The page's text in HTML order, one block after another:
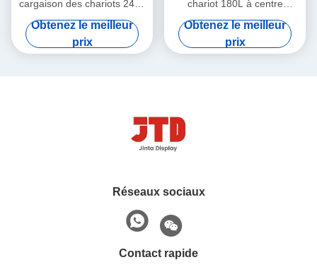
cargaison des chariots 240L
à achats en métal de roues
d'unité centrale de pouce
Obtenez le meilleur
prix
chariot 180L à centre
commercial de supermarché
Obtenez le meilleur
prix
Réseaux sociaux
Contact rapide